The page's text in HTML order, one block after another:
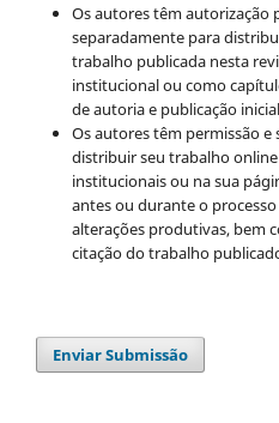
Os autores têm autorização
separadamente para
trabalho publicada nesta
institucional ou como
de autoria e publicação
Os autores têm permissão
distribuir seu trabalho
institucionais ou na sua
antes ou durante o
alterações produtivas, bem
citação do trabalho
Enviar Submissão